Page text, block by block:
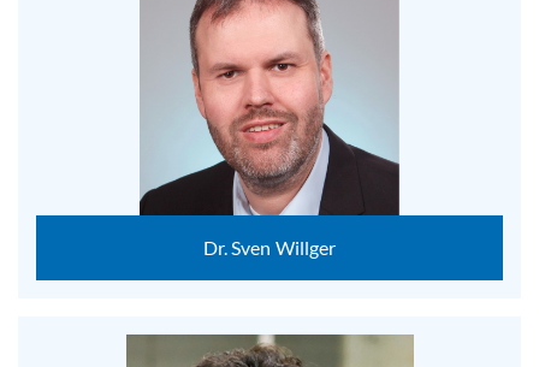
Dr. Sven Willger